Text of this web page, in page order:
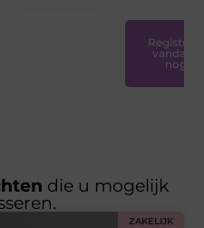
Registreer
vandaag
nog
die u mogelijk
ZAKELIJK